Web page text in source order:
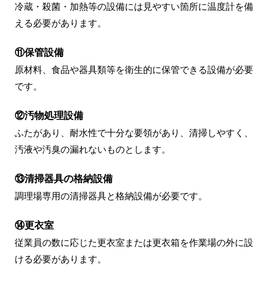
冷蔵・殺菌・加熱等の設備には見やすい箇所に温度計を備
える必要があります。
⑪保管設備
原材料、食品や器具類等を衛生的に保管できる設備が必要
です。
⑫汚物処理設備
ふたがあり、耐水性で十分な要領があり、清掃しやすく、
汚液や汚臭の漏れないものとします。
⑬清掃器具の格納設備
調理場専用の清掃器具と格納設備が必要です。
⑭更衣室
従業員の数に応じた更衣室または更衣箱を作業場の外に設
ける必要があります。